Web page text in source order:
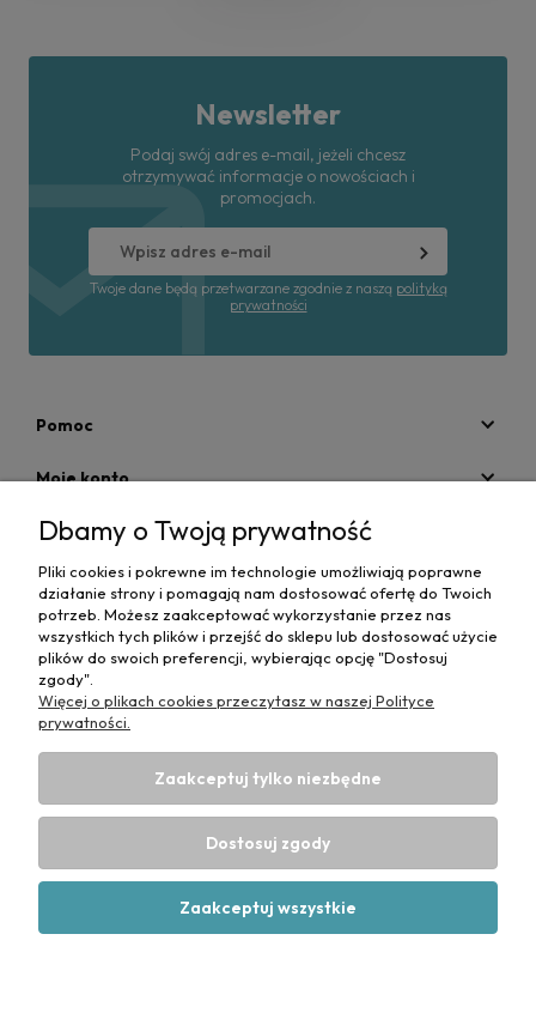
Newsletter
Podaj swój adres e-mail, jeżeli chcesz
otrzymywać informacje o nowościach i
promocjach.
Twoje dane będą przetwarzane zgodnie z naszą polityką
prywatności
Pomoc
Moje konto
Płatności i dostawa
Informacje
O nas
Projekt i wykonanie:Ecommercy.pl
DANE DO PRZELEWU TRADYCYJNEGO
43-516 ZABRZEG
Dbamy o Twoją prywatność
Pliki cookies i pokrewne im technologie umożliwiają poprawne
działanie strony i pomagają nam dostosować ofertę do Twoich
potrzeb. Możesz zaakceptować wykorzystanie przez nas
wszystkich tych plików i przejść do sklepu lub dostosować użycie
plików do swoich preferencji, wybierając opcję "Dostosuj
zgody".
Więcej o plikach cookies przeczytasz w naszej Polityce
prywatności.
Zaakceptuj tylko niezbędne
Dostosuj zgody
Zaakceptuj wszystkie